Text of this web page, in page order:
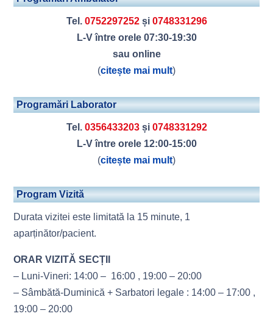
Tel. 0752297252și 0748331296
L-V între orele 07:30-19:30
sau online
(citește mai mult)
Programări Laborator
Tel. 0356433203și 0748331292
L-V între orele 12:00-15:00
(citește mai mult)
Program Vizită
Durata vizitei este limitată la 15 minute, 1
aparținător/pacient.
ORAR VIZITĂ SECȚII
– Luni-Vineri: 14:00 – 16:00 , 19:00 – 20:00
– Sâmbătă-Duminică + Sarbatori legale : 14:00 – 17:00 ,
19:00 – 20:00